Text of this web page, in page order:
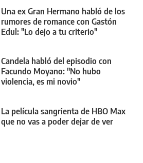
Una ex Gran Hermano habló de los
rumores de romance con Gastón
Edul: "Lo dejo a tu criterio"
Candela habló del episodio con
Facundo Moyano: "No hubo
violencia, es mi novio"
La película sangrienta de HBO Max
que no vas a poder dejar de ver